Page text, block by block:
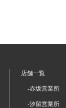
店舗一覧
-赤坂営業所
-汐留営業所